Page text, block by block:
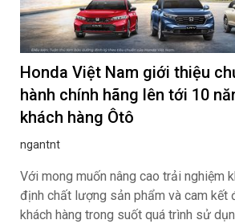
Honda Việt Nam giới thiệu
hành chính hãng lên tới 10
khách hàng Ôtô
ngantnt
Với mong muốn nâng cao trải nghiệm
định chất lượng sản phẩm và cam kết
khách hàng trong suốt quá trình sử